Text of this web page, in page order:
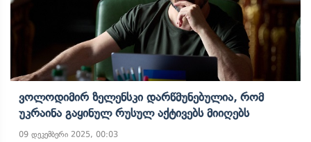
Ვოლოდიმირ Ზელენსკი Დარწმუნებულია, Რომ
Უკრაინა Გაყინულ Რუსულ Აქტივებს Მიიღებს
09 დეკემბერი 2025, 00:03